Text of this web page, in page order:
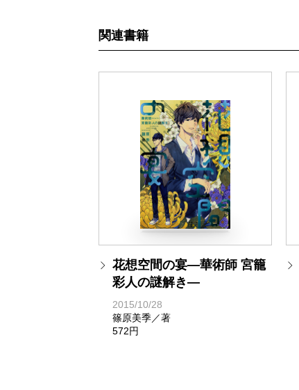
関連書籍
花想空間の宴―華術師 宮籠
彩人の謎解き―
2015/10/28
篠原美季／著
572円